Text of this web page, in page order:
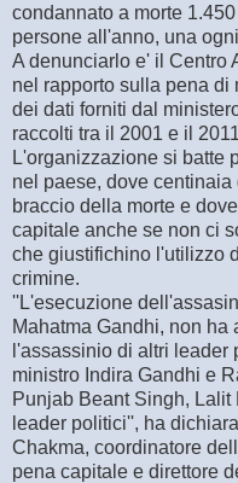
condannato a morte
persone all'anno, una
A denunciarlo e' il Centro
nel rapporto sulla pena di
dei dati forniti dal
raccolti tra il 2001 e il
L'organizzazione si batte
nel paese, dove
braccio della morte e
capitale anche se non ci
che giustifichino l'utilizzo
crimine.
''L'esecuzione
Mahatma Gandhi, non ha
l'assassinio di altri
ministro Indira Gandhi e
Punjab Beant Singh, Lalit
leader politici'', ha
Chakma, coordinatore
pena capitale e direttore